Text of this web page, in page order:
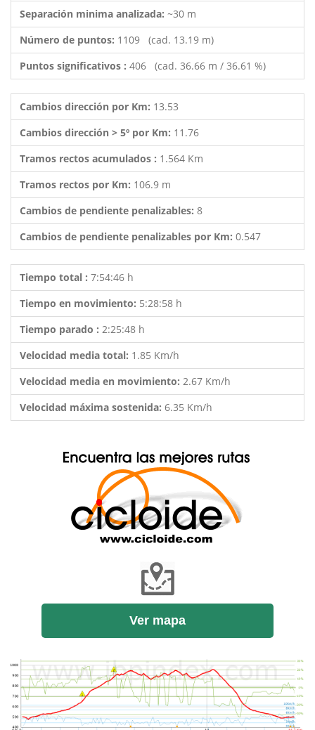
Separación minima analizada: ~30 m
Número de puntos: 1109 (cad. 13.19 m)
Puntos significativos : 406 (cad. 36.66 m / 36.61 %)
Cambios dirección por Km: 13.53
Cambios dirección > 5º por Km: 11.76
Tramos rectos acumulados : 1.564 Km
Tramos rectos por Km: 106.9 m
Cambios de pendiente penalizables: 8
Cambios de pendiente penalizables por Km: 0.547
Tiempo total : 7:54:46 h
Tiempo en movimiento: 5:28:58 h
Tiempo parado : 2:25:48 h
Velocidad media total: 1.85 Km/h
Velocidad media en movimiento: 2.67 Km/h
Velocidad máxima sostenida: 6.35 Km/h
Ver mapa